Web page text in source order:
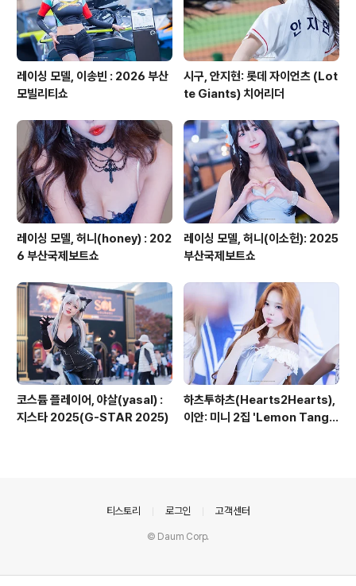
레이싱 모델, 이송빈 : 2026 부산
모빌리티쇼
시구, 안지현: 롯데 자이언츠 (Lot
te Giants) 치어리더
레이싱 모델, 허니(honey) : 202
6 부산국제보트쇼
레이싱 모델, 허니(이소헌): 2025
부산국제보트쇼
코스튬 플레이어, 야살(yasal) :
지스타 2025(G-STAR 2025)
하츠투하츠(Hearts2Hearts),
이안: 미니 2집 'Lemon Tang'
티스토리 로그인 고객센터
© Daum Corp.